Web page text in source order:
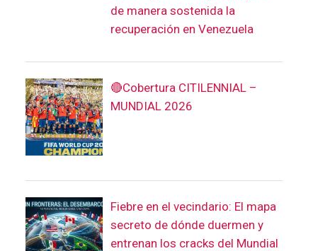
de manera sostenida la
recuperación en Venezuela
🔴Cobertura CITILENNIAL –
MUNDIAL 2026
Fiebre en el vecindario: El mapa
secreto de dónde duermen y
entrenan los cracks del Mundial